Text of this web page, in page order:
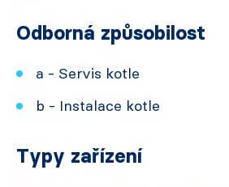
Odborná způsobilost
a - Servis kotle
b - Instalace kotle
Typy zařízení